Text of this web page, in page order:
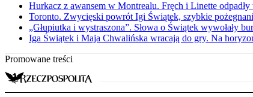
Hurkacz z awansem w Montrealu. Fręch i Linette
Toronto. Zwycięski powrót Igi Świątek, szybkie
„Głupiutka i wystraszona”. Słowa o Świątek wywołały
Iga Świątek i Maja Chwalińska wracają do gry. Na
Promowane treści